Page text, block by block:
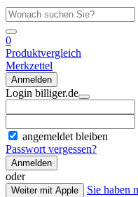
0
Produktvergleich
Merkzettel
Anmelden
Login billiger.de
angemeldet bleiben
Passwort vergessen?
Anmelden
oder
Weiter mit Apple
Sie haben